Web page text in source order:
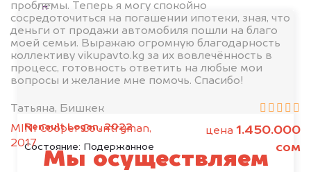
Renault Logan, 2022
Состояние: Подержанное
проблемы. Теперь я могу спокойно
сосредоточиться на погашении ипотеки, зная, что
деньги от продажи автомобиля пошли на благо
моей семьи. Выражаю огромную благодарность
коллективу vikupavto.kg за их вовлечённость в
процесс, готовность ответить на любые мои
вопросы и желание мне помочь. Спасибо!
Татьяна, Бишкек
MINI Cooper Countryman,
2017
цена 1.450.000
сом
Я даю согласие на обработку своих
персональных данных и соглашаюсь с
политикой конфиденциальности
Мы осуществляем